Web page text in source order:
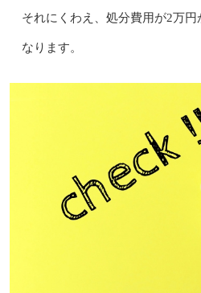
それにくわえ、処分費用が2万円
なります。